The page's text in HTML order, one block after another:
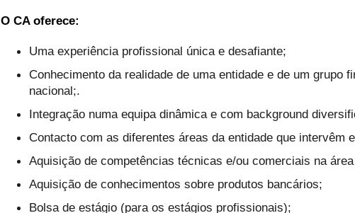
O CA oferece:
Uma experiência profissional única e desafiante;
Conhecimento da realidade de uma entidade e de um grupo
nacional;.
Integração numa equipa dinâmica e com background
Contacto com as diferentes áreas da entidade que intervêm
Aquisição de competências técnicas e/ou comerciais na
Aquisição de conhecimentos sobre produtos bancários;
Bolsa de estágio (para os estágios profissionais);